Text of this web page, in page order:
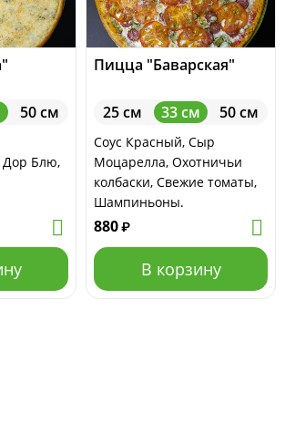
50 см
Блю,
Пицца "Баварская"
25 см 33 см 50 см
Соус Красный, Сыр
Моцарелла, Охотничьи
колбаски, Свежие томаты,
Шампиньоны.
880₽
В корзину